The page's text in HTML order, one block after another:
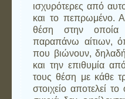
ισχυρότερες από
και το πεπρωμένο.
θέση στην οποία
παραπάνω αίτιων,
που βιώνουν,
και την επιθυμία
τους θέση με κάθε
στοιχείο αποτελεί